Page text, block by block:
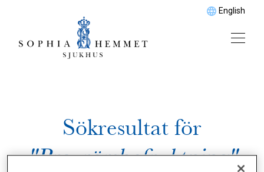
English
Sökresultat för
"Provrörsbefruktning"